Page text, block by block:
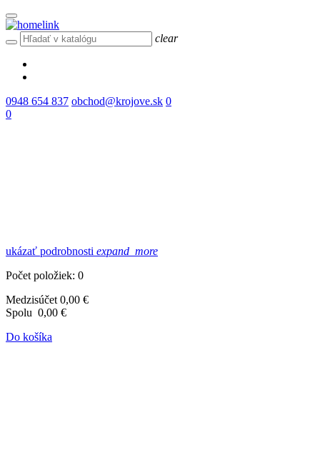
clear
0948 654 837 obchod@krojove.sk 0
0
ukázať podrobnosti expand_more
Počet položiek: 0
Medzisúčet 0,00 €
Spolu 0,00 €
Do košíka